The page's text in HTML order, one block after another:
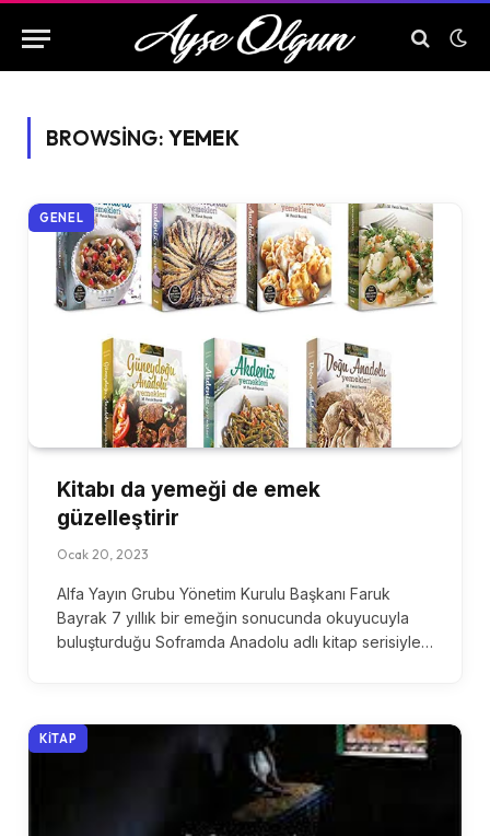
BROWSING: YEMEK
GENEL
Kitabı da yemeği de emek
güzelleştirir
Ocak 20, 2023
Alfa Yayın Grubu Yönetim Kurulu Başkanı Faruk
Bayrak 7 yıllık bir emeğin sonucunda okuyucuyla
buluşturduğu Soframda Anadolu adlı kitap serisiyle…
KITAP